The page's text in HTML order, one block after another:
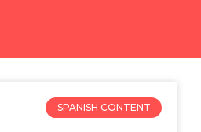
SPANISH CONTENT